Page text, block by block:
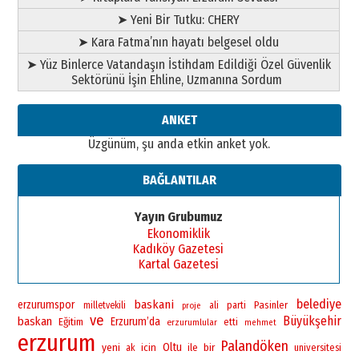
➤ Yeni Bir Tutku: CHERY
➤ Kara Fatma’nın hayatı belgesel oldu
➤ Yüz Binlerce Vatandaşın İstihdam Edildiği Özel Güvenlik
Sektörünü İşin Ehline, Uzmanına Sordum
ANKET
Üzgünüm, şu anda etkin anket yok.
BAĞLANTILAR
Yayın Grubumuz
Ekonomiklik
Kadıköy Gazetesi
Kartal Gazetesi
erzurumspor milletvekili baskani proje ali parti Pasinler belediye
baskan Eğitim ve Erzurum’da erzurumlular etti mehmet Büyükşehir
erzurum yeni ak icin Oltu ile bir Palandöken universitesi